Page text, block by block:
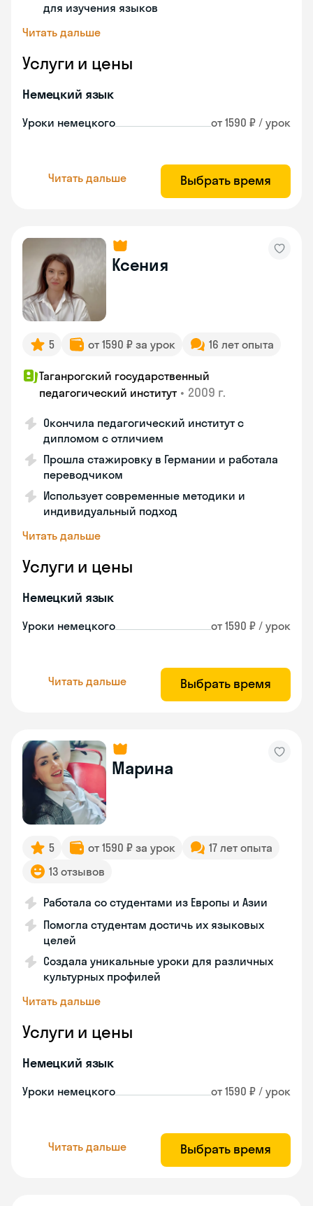
для изучения языков
Читать дальше
Услуги и цены
Немецкий язык
Уроки немецкого от 1590 ₽ / урок
Читать дальше Выбрать время
Ксения
5 от 1590 ₽ за урок 16 лет опыта
Таганрогский государственный
педагогический институт • 2009 г.
Окончила педагогический институт с
дипломом с отличием
Прошла стажировку в Германии и работала
переводчиком
Использует современные методики и
индивидуальный подход
Читать дальше
Услуги и цены
Немецкий язык
Уроки немецкого от 1590 ₽ / урок
Читать дальше Выбрать время
Марина
5 от 1590 ₽ за урок
17 лет опыта
13 отзывов
Работала со студентами из Европы и Азии
Помогла студентам достичь их языковых
целей
Создала уникальные уроки для различных
культурных профилей
Читать дальше
Услуги и цены
Немецкий язык
Уроки немецкого от 1590 ₽ / урок
Читать дальше Выбрать время